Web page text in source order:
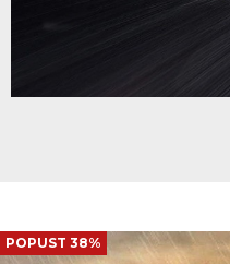
POPUST 38%